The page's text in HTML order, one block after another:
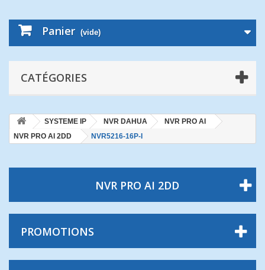
Panier (vide)
CATÉGORIES
SYSTEME IP NVR DAHUA
NVR PRO AI
NVR PRO AI 2DD
NVR5216-16P-I
NVR PRO AI 2DD
PROMOTIONS